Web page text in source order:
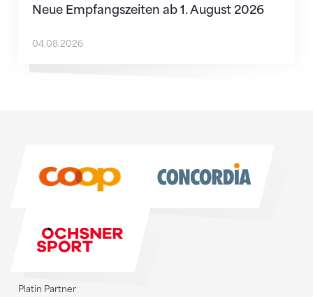
Neue Empfangszeiten ab 1. August 2026
04.08.2026
Platin Partner